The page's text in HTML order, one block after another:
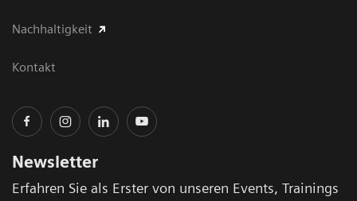
Nachhaltigkeit
Kontakt
Newsletter
Erfahren Sie als Erster von unseren Events, Trainings